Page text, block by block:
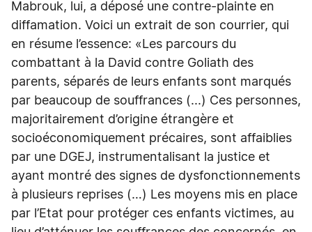
Mabrouk, lui, a déposé une contre-plainte en
diffamation. Voici un extrait de son courrier, qui
en résume l’essence: «Les parcours du
combattant à la David contre Goliath des
parents, séparés de leurs enfants sont marqués
par beaucoup de souffrances (...) Ces personnes,
majoritairement d’origine étrangère et
socioéconomiquement précaires, sont affaiblies
par une DGEJ, instrumentalisant la justice et
ayant montré des signes de dysfonctionnements
à plusieurs reprises (…) Les moyens mis en place
par l’Etat pour protéger ces enfants victimes, au